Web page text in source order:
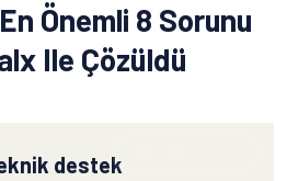
Önemli 8 Sorunu
Ile Çözüldü
destek